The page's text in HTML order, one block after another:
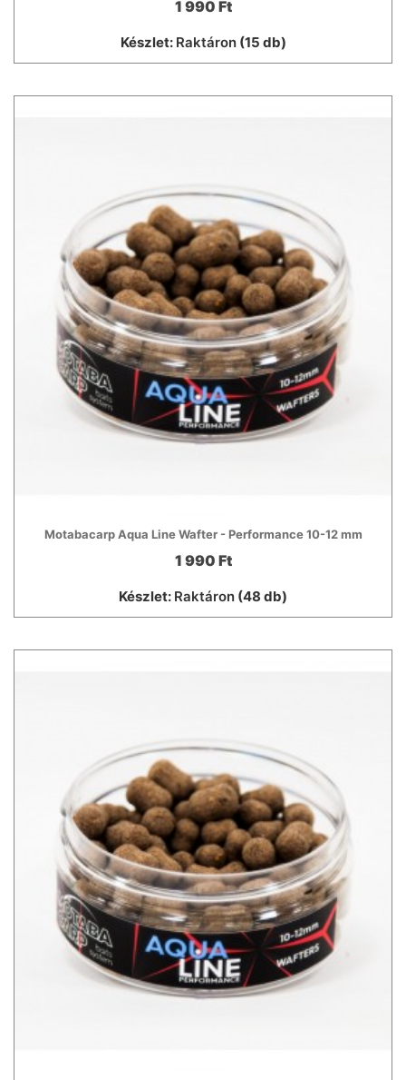
1 990 Ft
Készlet: Raktáron(15 db)
Motabacarp Aqua Line Wafter - Performance 10-12 mm
1 990 Ft
Készlet: Raktáron (48 db)